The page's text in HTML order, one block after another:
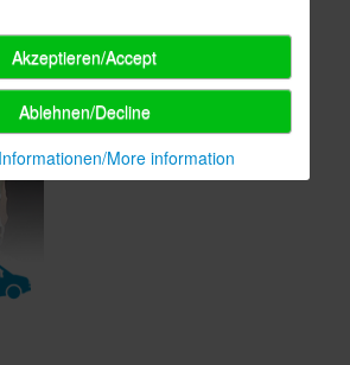
Akzeptieren/Accept
Ablehnen/Decline
More information